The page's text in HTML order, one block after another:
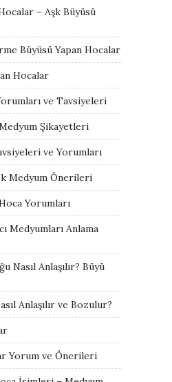
– Aşk Büyüsü
Büyüsü Yapan Hocalar
Hocalar
ve Tavsiyeleri
Şikayetleri
ve Yorumları
Medyum Önerileri
Yorumları
Medyumları Anlama
Nasıl Anlaşılır? Büyü
Anlaşılır ve Bozulur?
Yorum ve Önerileri